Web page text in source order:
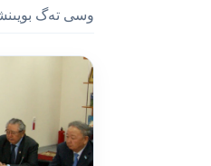
وسى تەگ